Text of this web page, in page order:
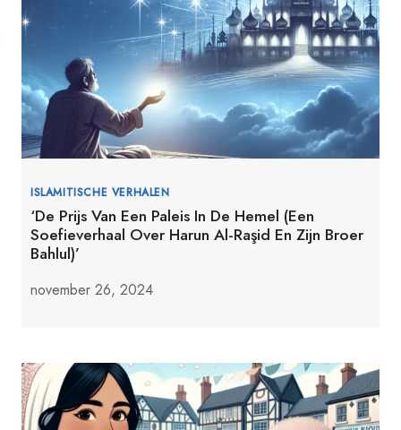
ISLAMITISCHE VERHALEN
‘De Prijs Van Een Paleis In De Hemel (Een
Soefieverhaal Over Harun Al-Raşid En Zijn Broer
Bahlul)’
november 26, 2024